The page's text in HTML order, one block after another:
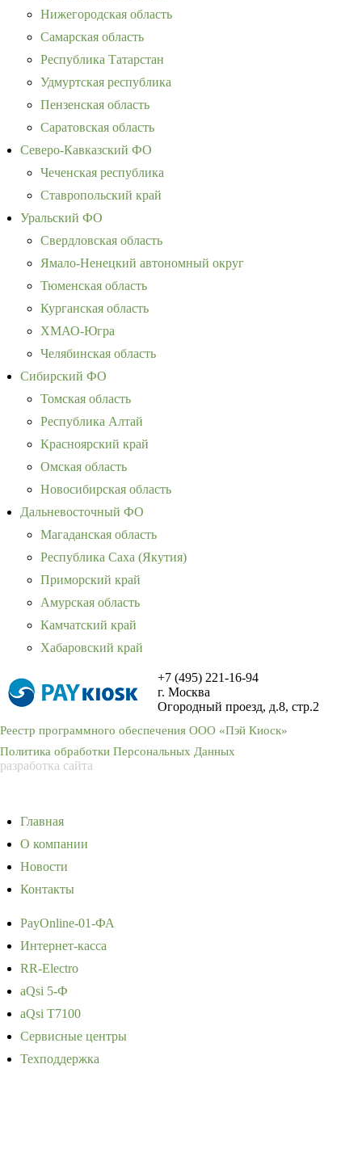
Нижегородская область
Самарская область
Республика Татарстан
Удмуртская республика
Пензенская область
Саратовская область
Северо-Кавказский ФО
Чеченская республика
Ставропольский край
Уральский ФО
Свердловская область
Ямало-Ненецкий автономный округ
Тюменская область
Курганская область
ХМАО-Югра
Челябинская область
Сибирский ФО
Томская область
Республика Алтай
Красноярский край
Омская область
Новосибирская область
Дальневосточный ФО
Магаданская область
Республика Саха (Якутия)
Приморский край
Амурская область
Камчатский край
Хабаровский край
+7 (495) 221-16-94
г. Москва
Огородный проезд, д.8, стр.2
Реестр программного обеспечения ООО «Пэй Киоск»
Политика обработки Персональных Данных
разработка сайта
Главная
О компании
Новости
Контакты
PayOnline-01-ФА
Интернет-касса
RR-Electro
aQsi 5-Ф
aQsi T7100
Сервисные центры
Техподдержка